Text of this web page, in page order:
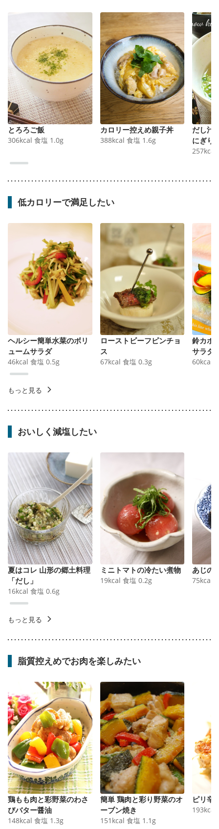
とろろご飯
306kcal 食塩 1.0g
カロリー控えめ親子丼
388kcal 食塩 1.6g
だし汁
にぎり
257kcal
低カロリーで満足したい
ヘルシー簡単水菜のボリ
ュームサラダ
46kcal 食塩 0.5g
ローストビーフピンチョ
ス
67kcal 食塩 0.3g
鈴カボ
サラダ
60kcal
もっと見る
おいしく減塩したい
夏はコレ 山形の郷土料理
「だし」
16kcal 食塩 0.6g
ミニトマトの冷たい煮物
19kcal 食塩 0.2g
あじの
75kcal
もっと見る
脂質控えめでお肉を楽しみたい
鶏もも肉と彩野菜のわさ
びバター醤油
148kcal 食塩 1.3g
簡単 鶏肉と彩り野菜のオ
ーブン焼き
151 kcal 食塩 1.1 g
ピリ辛
193kcal